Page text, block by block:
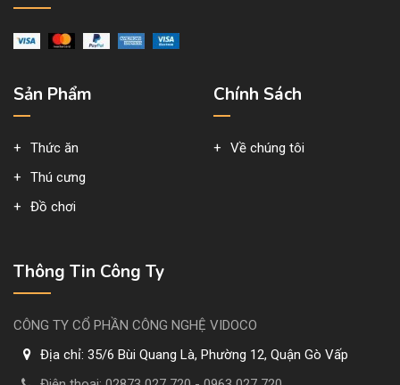
Sản Phẩm
Thức ăn
Thú cưng
Đồ chơi
Chính Sách
Về chúng tôi
Thông Tin Công Ty
CÔNG TY CỔ PHẦN CÔNG NGHỆ VIDOCO
Địa chỉ: 35/6 Bùi Quang Là, Phường 12, Quận Gò Vấp